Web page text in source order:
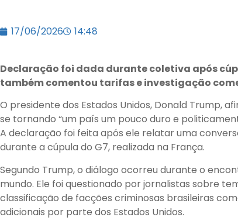
17/06/2026 14:48
Declaração foi dada durante coletiva após
também comentou tarifas e investigação
O presidente dos Estados Unidos, Donald Trump,
se tornando “um país um pouco duro e
A declaração foi feita após ele relatar uma
durante a cúpula do G7, realizada na França.
Segundo Trump, o diálogo ocorreu durante o
mundo. Ele foi questionado por jornalistas sobre
classificação de facções criminosas brasileiras
adicionais por parte dos Estados Unidos.